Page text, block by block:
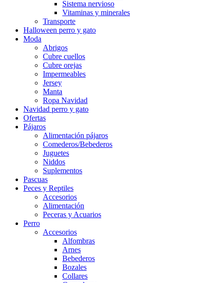
Sistema nervioso
Vitaminas y minerales
Transporte
Halloween perro y gato
Moda
Abrigos
Cubre cuellos
Cubre orejas
Impermeables
Jersey
Manta
Ropa Navidad
Navidad perro y gato
Ofertas
Pájaros
Alimentación pájaros
Comederos/Bebederos
Juguetes
Niddos
Suplementos
Pascuas
Peces y Reptiles
Accesorios
Alimentación
Peceras y Acuarios
Perro
Accesorios
Alfombras
Arnes
Bebederos
Bozales
Collares